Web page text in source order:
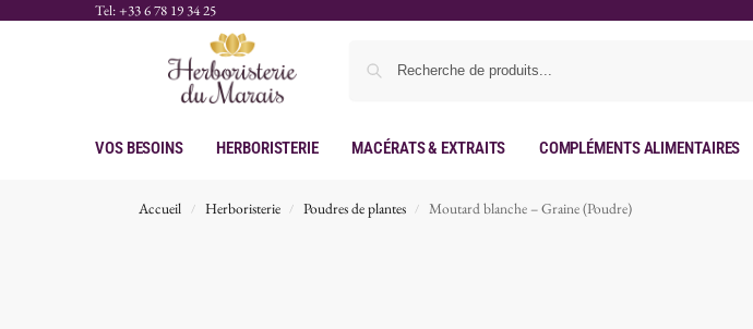
Tel: +33 6 78 19 34 25
Vos Besoins Herboristerie Macérats & Extraits Compléments Alimentaires
Accueil / Herboristerie / Poudres de plantes / Moutard blanche – Graine (Poudre)